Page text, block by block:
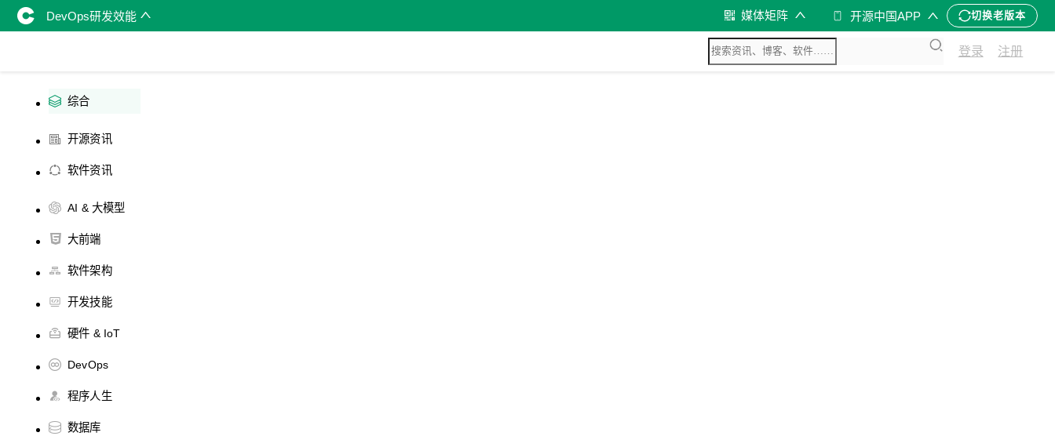
DevOps研发效能 媒体矩阵 开源中国APP 切换老版本
登录 注册
综合
开源资讯
软件资讯
AI & 大模型
大前端
软件架构
开发技能
硬件 & IoT
DevOps
程序人生
数据库